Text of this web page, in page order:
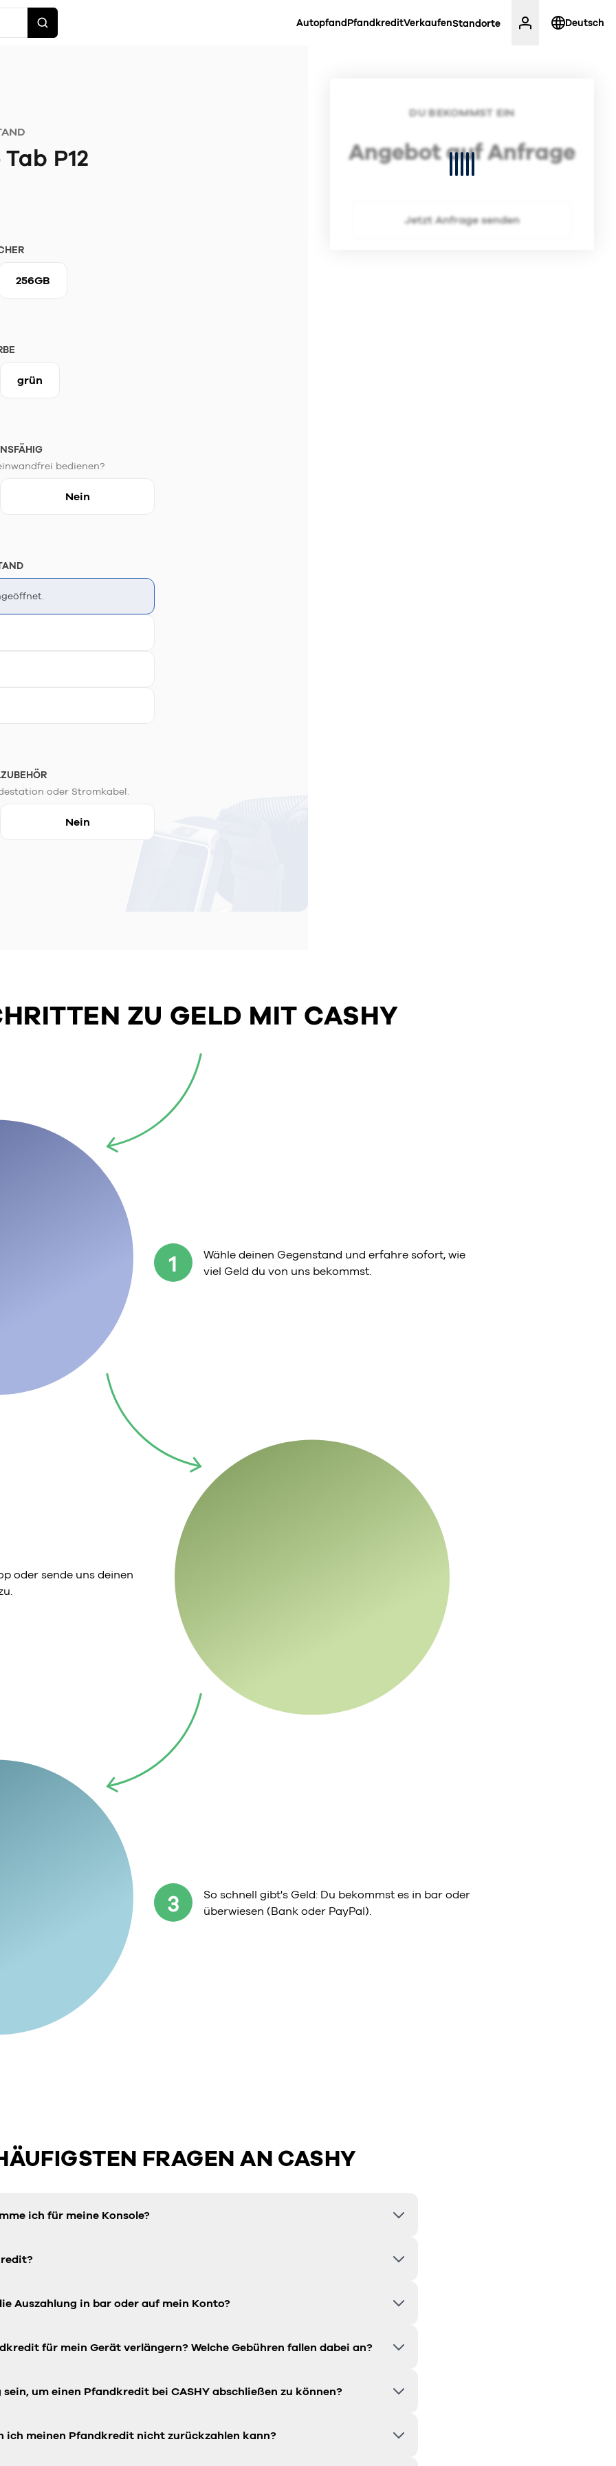
AutopfandPfandkreditVerkaufenStandorte Deutsch
P12
256GB
grün
bedienen?
Nein
oder Stromkabel.
Nein
DU BEKOMMST EIN
Angebot auf Anfrage
Jetzt Anfrage senden
ZU GELD MIT CASHY
1
Wähle deinen Gegenstand und erfahre sofort, wie
viel Geld du von uns bekommst.
oder sende uns deinen
3
So schnell gibt's Geld: Du bekommst es in bar oder
überwiesen (Bank oder PayPal).
FRAGEN AN CASHY
ich für meine Konsole?
Auszahlung in bar oder auf mein Konto?
für mein Gerät verlängern? Welche Gebühren fallen dabei an?
um einen Pfandkredit bei CASHY abschließen zu können?
ich meinen Pfandkredit nicht zurückzahlen kann?